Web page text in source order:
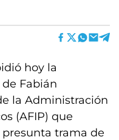
hoy la
Fabián
la Administración
(AFIP) que
trama de